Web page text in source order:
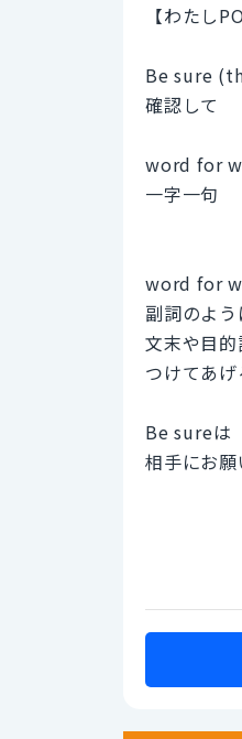
【わたし
Be sure
確認して
word for
一字一句
word for
副詞のよ
文末や目
つけてあげ
Be sureは
相手にお願